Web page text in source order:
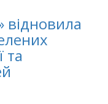
відновила
та